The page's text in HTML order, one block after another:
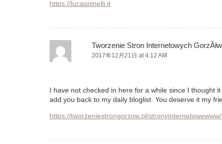
https://lucaspinelli.it
Tworzenie Stron Internetowych GorzĂłw
2017年12月21日 at 4:12 AM
I have not checked in here for a while since I thought
add you back to my daily bloglist. You deserve it my
https://tworzeniestrongorzow.pl/stronyinternetowewww/